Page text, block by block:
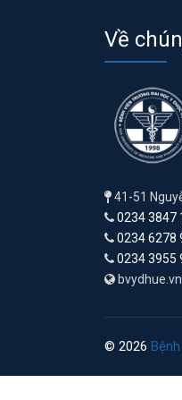
Về
41-51
0234 3847
0234 6278
0234 3955
bvydhue.vn
© 2026